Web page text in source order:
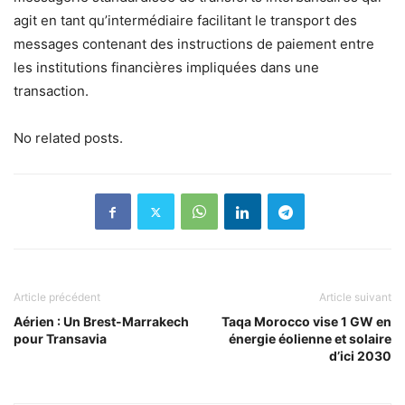
agit en tant qu’intermédiaire facilitant le transport des
messages contenant des instructions de paiement entre
les institutions financières impliquées dans une
transaction.
No related posts.
Article précédent
Aérien : Un Brest-Marrakech
pour Transavia
Article suivant
Taqa Morocco vise 1 GW en
énergie éolienne et solaire
d’ici 2030